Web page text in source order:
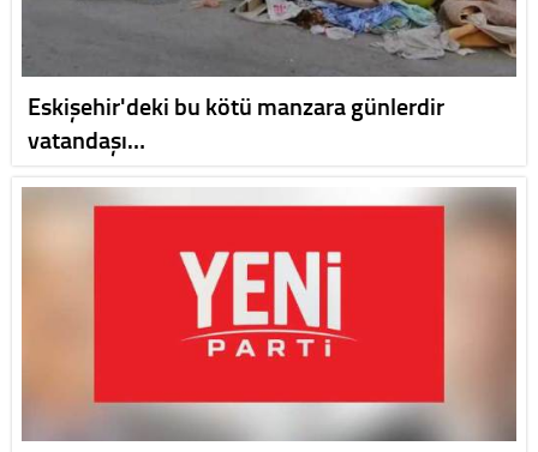
Eskişehir'deki bu kötü manzara günlerdir
vatandaşı…